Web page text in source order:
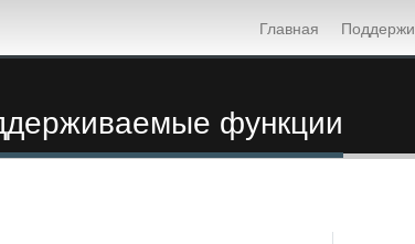
Главная
функции